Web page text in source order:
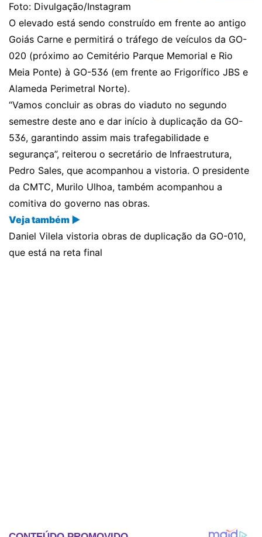
Foto: Divulgação/Instagram
O elevado está sendo construído em frente ao antigo
Goiás Carne e permitirá o tráfego de veículos da GO-
020 (próximo ao Cemitério Parque Memorial e Rio
Meia Ponte) à GO-536 (em frente ao Frigorífico JBS e
Alameda Perimetral Norte).
“Vamos concluir as obras do viaduto no segundo
semestre deste ano e dar início à duplicação da GO-
536, garantindo assim mais trafegabilidade e
segurança”, reiterou o secretário de Infraestrutura,
Pedro Sales, que acompanhou a vistoria. O presidente
da CMTC, Murilo Ulhoa, também acompanhou a
comitiva do governo nas obras.
Veja também ▶
Daniel Vilela vistoria obras de duplicação da GO-010,
que está na reta final